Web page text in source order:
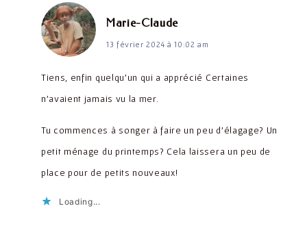
Marie-Claudedit :
13 février 2024 à 10:02 am
Tiens, enfin quelqu’un qui a apprécié Certaines
n’avaient jamais vu la mer.
Tu commences à songer à faire un peu d’élagage? Un
petit ménage du printemps? Cela laissera un peu de
place pour de petits nouveaux!
Loading...